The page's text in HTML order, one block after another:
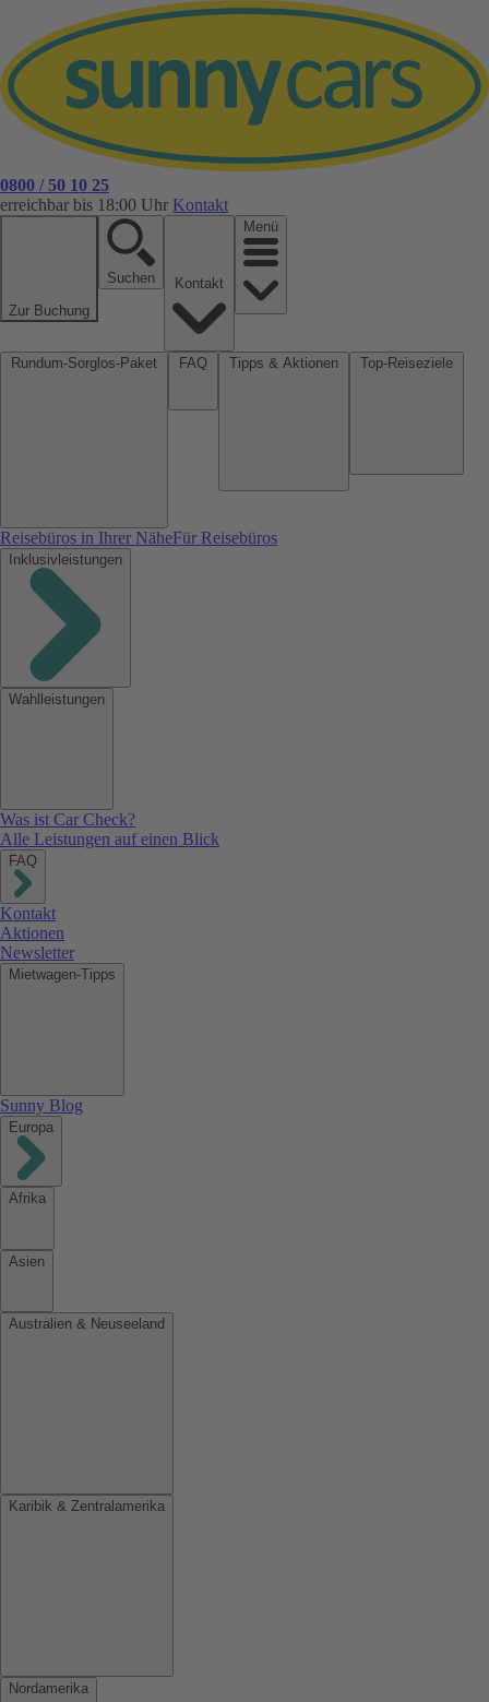
0800 / 50 10 25
erreichbar bis 18:00 Uhr Kontakt
Zur Buchung
Suchen
Menü
Reisebüros in Ihrer NäheFür Reisebüros
Inklusivleistungen
Wahlleistungen
Was ist Car Check?
Alle Leistungen auf einen Blick
FAQ
Kontakt
Aktionen
Newsletter
Mietwagen-Tipps
Sunny Blog
Europa
Afrika
Asien
Australien & Neuseeland
Karibik & Zentralamerika
Nordamerika